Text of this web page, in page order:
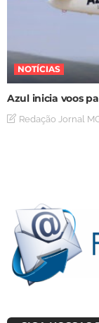
NOTÍCIAS
Azul inicia voos
Redação Jornal